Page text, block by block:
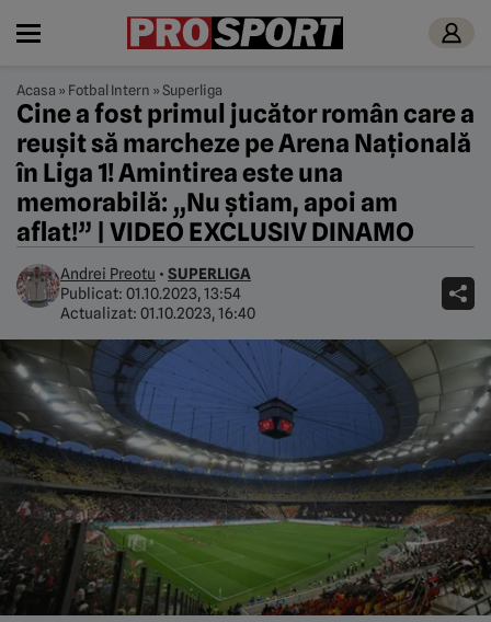
Acasa » Fotbal Intern »Superliga
Cine a fost primul jucător român care a
reușit să marcheze pe Arena Națională
în Liga 1! Amintirea este una
memorabilă: „Nu știam, apoi am
aflat!” | VIDEO EXCLUSIV DINAMO
Andrei Preotu • SUPERLIGA
Publicat: 01.10.2023, 13:54
Actualizat: 01.10.2023, 16:40